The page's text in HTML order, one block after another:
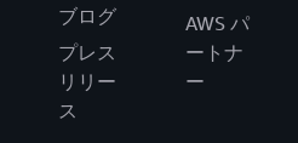
ブログ
プレス
リリー
ス
AWS パ
ートナ
ー